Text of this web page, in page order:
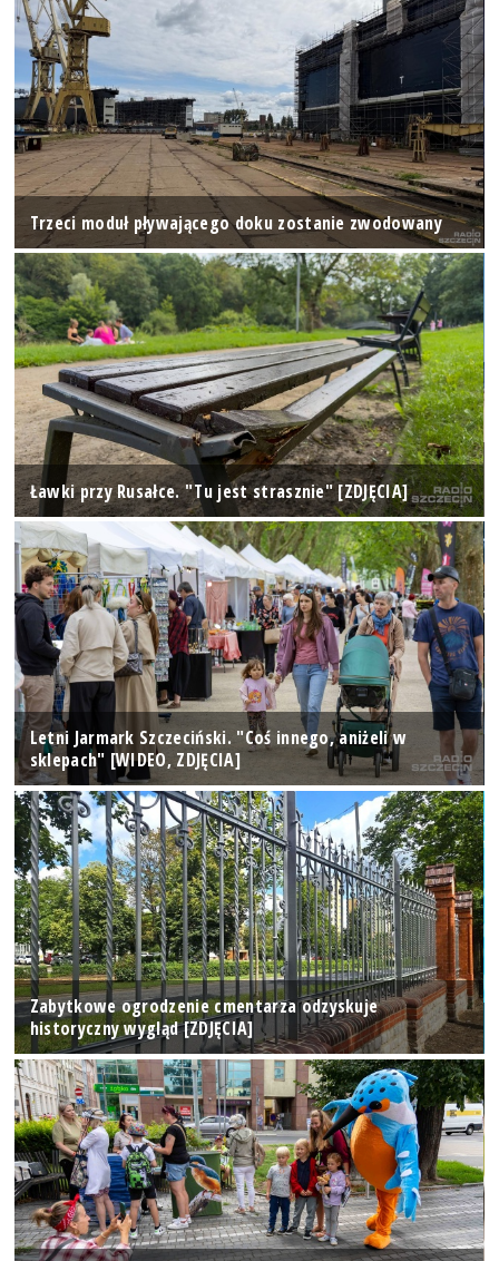
Trzeci moduł pływającego doku zostanie zwodowany
Ławki przy Rusałce. "Tu jest strasznie" [ZDJĘCIA]
Letni Jarmark Szczeciński. "Coś innego, aniżeli w
sklepach" [WIDEO, ZDJĘCIA]
Zabytkowe ogrodzenie cmentarza odzyskuje
historyczny wygląd [ZDJĘCIA]